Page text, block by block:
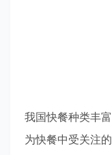
我国快餐种类丰
为快餐中受关注